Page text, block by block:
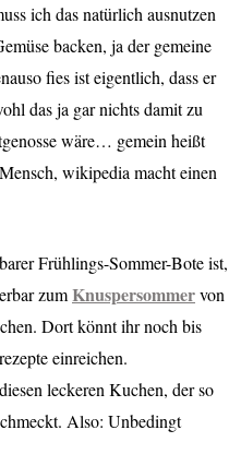
ich das natürlich ausnutzen
backen, ja der gemeine
fies ist eigentlich, dass er
das ja gar nichts damit zu
wäre… gemein heißt
wikipedia macht einen
Frühlings-Sommer-Bote ist,
zumKnuspersommervon
Dort könnt ihr noch bis
einreichen.
leckeren Kuchen, der so
Also: Unbedingt